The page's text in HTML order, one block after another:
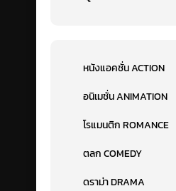
หนังแอคชั่น ACTION
อนิเมชั่น ANIMATION
โรแมนติก ROMANCE
ตลก COMEDY
ดราม่า DRAMA